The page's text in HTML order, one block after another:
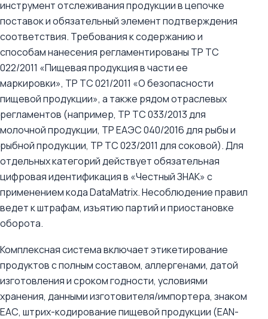
инструмент отслеживания продукции в цепочке
поставок и обязательный элемент подтверждения
соответствия. Требования к содержанию и
способам нанесения регламентированы ТР ТС
022/2011 «Пищевая продукция в части ее
маркировки», ТР ТС 021/2011 «О безопасности
пищевой продукции», а также рядом отраслевых
регламентов (например, ТР ТС 033/2013 для
молочной продукции, ТР ЕАЭС 040/2016 для рыбы и
рыбной продукции, ТР ТС 023/2011 для соковой). Для
отдельных категорий действует обязательная
цифровая идентификация в «Честный ЗНАК» с
применением кода DataMatrix. Несоблюдение правил
ведет к штрафам, изъятию партий и приостановке
оборота.
Комплексная система включает этикетирование
продуктов с полным составом, аллергенами, датой
изготовления и сроком годности, условиями
хранения, данными изготовителя/импортера, знаком
ЕАС, штрих-кодирование пищевой продукции (EAN-